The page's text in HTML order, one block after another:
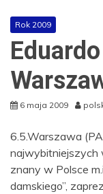
Rok 2009
6 maja 2009
6.5.Warszawa
najwybitniejszych
znany w Polsce
damskiego”,